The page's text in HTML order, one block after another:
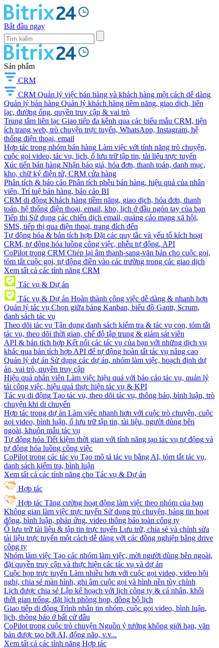
Bắt đầu ngay
Sản phẩm
CRM
CRM Quản lý việc bán hàng và khách hàng một cách dễ dàng
Quản lý bán hàng Quản lý khách hàng tiềm năng, giao dịch, liên
lạc, đường ống, quyền truy cập & vai trò
Trung tâm liên lạc Giao tiếp đa kênh qua các biểu mẫu CRM, tiện
ích trang web, trò chuyện trực tuyến, WhatsApp, Instagram, hệ
thống điện thoại, email
Hợp tác trong nhóm bán hàng Làm việc với tính năng trò chuyện,
cuộc gọi video, tác vụ, lịch, ổ lưu trữ tập tin, tài liệu trực tuyến
Xúc tiến bán hàng Nhận báo giá, hóa đơn, thanh toán, danh mục,
kho, chữ ký điện tử, CRM cửa hàng
Phân tích & báo cáo Phân tích phễu bán hàng, hiệu quả của nhân
viên, Trí tuệ bán hàng, báo cáo BI
CRM di động Khách hàng tiềm năng, giao dịch, hóa đơn, thanh
toán, hệ thống điện thoại, email, kho, lịch ở đầu ngón tay của bạn
Tiếp thị Sử dụng các chiến dịch email, quảng cáo mạng xã hội,
SMS, tiếp thị qua điện thoại, trang đích đến
Tự động hóa & bản tích hợp Đặt các quy tắc và yếu tố kích hoạt
CRM, tự động hóa luồng công việc, phễu tự động, API
CoPilot trong CRM Chép lại âm thanh-sang-văn bản cho cuộc gọi,
tóm tắt cuộc gọi, tự động điền vào các trường trong các giao dịch
Xem tất cả các tính năng CRM
Tác vụ & Dự án
Tác vụ & Dự án Hoàn thành công việc dễ dàng & nhanh hơn
Quản lý tác vụ Chọn giữa bảng Kanban, biểu đồ Gantt, Scrum,
danh sách tác vụ
Theo dõi tác vụ Tận dụng danh sách kiểm tra & tác vụ con, tóm tắt
tác vụ, theo dõi thời gian, chế độ tập trung & giám sát viên
API & bản tích hợp Kết nối các tác vụ của bạn với những dịch vụ
khác qua bản tích hợp API để tự động hoàn tất tác vụ nâng cao
Quản lý dự án Sử dụng các dự án, nhóm làm việc, hoạch định dự
án, vai trò, quyền truy cập
Hiệu quả nhân viên Làm việc hiệu quả với báo cáo tác vụ, quản lý
tải công việc, hiệu quả thực hiện tác vụ & KPI
Tác vụ di động Tạo tác vụ, theo dõi tác vụ, thông báo, bình luận, trò
chuyện khi di chuyển
Hợp tác trong dự án Làm việc nhanh hơn với cuộc trò chuyện, cuộc
gọi video, bình luận, ổ lưu trữ tập tin, tài liệu, người dùng bên
ngoài, khuôn mẫu tác vụ
Tự động hóa Tiết kiệm thời gian với tính năng tạo tác vụ tự động và
tự động hóa luồng công việc
CoPilot trong các tác vụ Tạo mô tả tác vụ bằng AI, tóm tắt tác vụ,
danh sách kiểm tra, bình luận
Xem tất cả các tính năng cho Tác vụ & Dự án
Hợp tác
Hợp tác Tăng cường hoạt động làm việc theo nhóm của bạn
Không gian làm việc trực tuyến Sử dụng trò chuyện, bảng tin hoạt
động, bình luận, phản ứng, video thông báo toàn công ty
Ổ lưu trữ tài liệu & tập tin trực tuyến Lưu trữ, chia sẻ và chỉnh sửa
tài liệu trực tuyến một cách dễ dàng với các đồng nghiệp bằng drive
công ty
Nhóm làm việc Tạo các nhóm làm việc, mời người dùng bên ngoài,
đặt quyền truy cập và thực hiện các tác vụ và dự án
Cuộc họp trực tuyến Làm nhiều hơn với cuộc gọi video, video hội
nghị, chia sẻ màn hình, ghi âm cuộc gọi và hình nền tùy chỉnh
Lịch được chia sẻ Lập kế hoạch với lịch công ty & cá nhân, khối
thời gian trống, đặt lịch phòng họp, đồng bộ lịch
Giao tiếp di động Trình nhắn tin nhóm, cuộc gọi video, bình luận,
lịch, thông báo ở bất cứ đâu
CoPilot trong cuộc trò chuyện Nguồn ý tưởng không giới hạn, văn
bản được tạo bởi AI, động não, v.v...
Xem tất cả các tính năng Hợp tác